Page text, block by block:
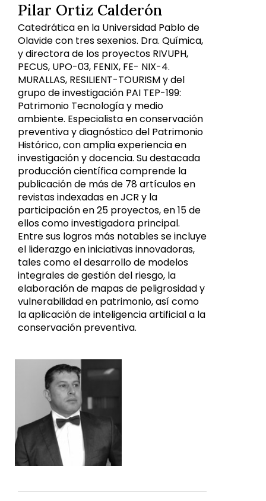
Pilar Ortiz Calderón
Catedrática en la Universidad Pablo de
Olavide con tres sexenios. Dra. Química,
y directora de los proyectos RIVUPH,
PECUS, UPO-03, FENIX, FE- NIX-4.
MURALLAS, RESILIENT-TOURISM y del
grupo de investigación PAI TEP-199:
Patrimonio Tecnología y medio
ambiente. Especialista en conservación
preventiva y diagnóstico del Patrimonio
Histórico, con amplia experiencia en
investigación y docencia. Su destacada
producción científica comprende la
publicación de más de 78 artículos en
revistas indexadas en JCR y la
participación en 25 proyectos, en 15 de
ellos como investigadora principal.
Entre sus logros más notables se incluye
el liderazgo en iniciativas innovadoras,
tales como el desarrollo de modelos
integrales de gestión del riesgo, la
elaboración de mapas de peligrosidad y
vulnerabilidad en patrimonio, así como
la aplicación de inteligencia artificial a la
conservación preventiva.